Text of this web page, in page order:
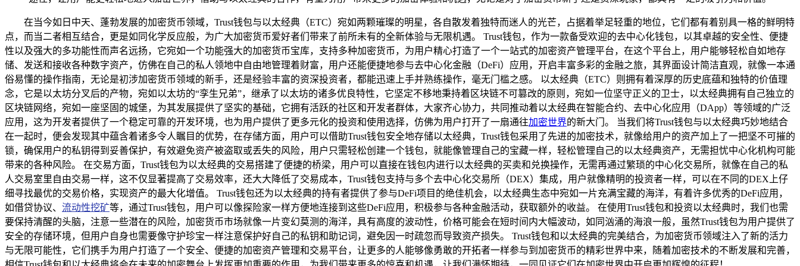
在当今如日中天、蓬勃发展的加密货币领域，Trust钱包与以太经典（ETC）宛如两颗璀璨的明星，各自散发着独特而迷人的光芒，占据着举足轻重的地位，它们都有着别具一格的鲜明特
点，而当二者相互结合，更是如同化学反应般，为广大加密货币爱好者们带来了前所未有的全新体验与无限机遇。 Trust钱包，作为一款备受欢迎的去中心化钱包，以其卓越的安全性、便捷
性以及强大的多功能性而声名远扬，它宛如一个功能强大的加密货币宝库，支持多种加密货币，为用户精心打造了一个一站式的加密资产管理平台，在这个平台上，用户能够轻松自如地存
储、发送和接收各种数字资产，仿佛在自己的私人领地中自由地管理着财富，用户还能便捷地参与去中心化金融（DeFi）应用，开启丰富多彩的金融之旅，其界面设计简洁直观，就像一本通
俗易懂的操作指南，无论是初涉加密货币领域的新手，还是经验丰富的资深投资者，都能迅速上手并熟练操作，毫无门槛之感。 以太经典（ETC）则拥有着深厚的历史底蕴和独特的价值理
念，它是以太坊分叉后的产物，宛如以太坊的“孪生兄弟”，继承了以太坊的诸多优良特性，它坚定不移地秉持着区块链不可篡改的原则，宛如一位坚守正义的卫士，以太经典拥有自己独立的
区块链网络，宛如一座坚固的城堡，为其发展提供了坚实的基础，它拥有活跃的社区和开发者群体，大家齐心协力，共同推动着以太经典在智能合约、去中心化应用（DApp）等领域的广泛
应用，这为开发者提供了一个稳定可靠的开发环境，也为用户提供了更多元化的投资和使用选择，仿佛为用户打开了一扇通往加密世界的新大门。 当我们将Trust钱包与以太经典巧妙地结合
在一起时，便会发现其中蕴含着诸多令人瞩目的优势，在存储方面，用户可以借助Trust钱包安全地存储以太经典，Trust钱包采用了先进的加密技术，就像给用户的资产加上了一把坚不可摧的
锁，确保用户的私钥得到妥善保护，有效避免资产被盗取或丢失的风险，用户只需轻松创建一个钱包，就能像管理自己的宝藏一样，轻松管理自己的以太经典资产，无需担忧中心化机构可能
带来的各种风险。 在交易方面，Trust钱包为以太经典的交易搭建了便捷的桥梁，用户可以直接在钱包内进行以太经典的买卖和兑换操作，无需再通过繁琐的中心化交易所，就像在自己的私
人交易室里自由交易一样，这不仅显著提高了交易效率，还大大降低了交易成本，Trust钱包支持与多个去中心化交易所（DEX）集成，用户就像精明的投资者一样，可以在不同的DEX上仔
细寻找最优的交易价格，实现资产的最大化增值。 Trust钱包还为以太经典的持有者提供了参与DeFi项目的绝佳机会，以太经典生态中宛如一片充满宝藏的海洋，有着许多优秀的DeFi应用，
如借贷协议、 流动性挖矿等，通过Trust钱包，用户可以像探险家一样方便地连接到这些DeFi应用，积极参与各种金融活动，获取额外的收益。 在使用Trust钱包和投资以太经典时，我们也需
要保持清醒的头脑，注意一些潜在的风险，加密货币市场就像一片变幻莫测的海洋，具有高度的波动性，价格可能会在短时间内大幅波动，如同汹涌的海浪一般，虽然Trust钱包为用户提供了
安全的存储环境，但用户自身也需要像守护珍宝一样注意保护好自己的私钥和助记词，避免因一时疏忽而导致资产损失。 Trust钱包和以太经典的完美结合，为加密货币领域注入了新的活力
与无限可能性，它们携手为用户打造了一个安全、便捷的加密资产管理和交易平台，让更多的人能够像勇敢的开拓者一样参与到加密货币的精彩世界中来，随着加密技术的不断发展和完善，